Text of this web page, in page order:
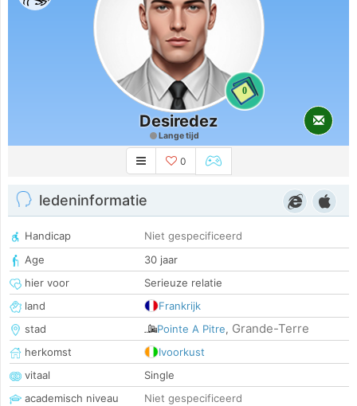
0
Desiredez
Lange tijd
0
ledeninformatie
Handicap
Niet gespecificeerd
Age
30 jaar
hier voor
Serieuze relatie
land
Frankrijk
stad
Pointe A Pitre, Grande-Terre
herkomst
Ivoorkust
vitaal
Single
academisch niveau
Niet gespecificeerd